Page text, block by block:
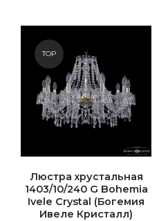
TOP
Люстра хрустальная
1403/10/240 G Bohemia
Ivele Crystal (Богемия
Ивеле Кристалл)